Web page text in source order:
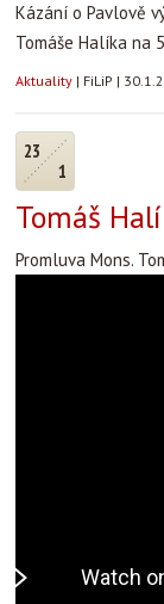
Kázání o Pavlově
Tomáše Halíka na
Aktuality | FiLiP |
23
1
Tomáš
Promluva Mons.